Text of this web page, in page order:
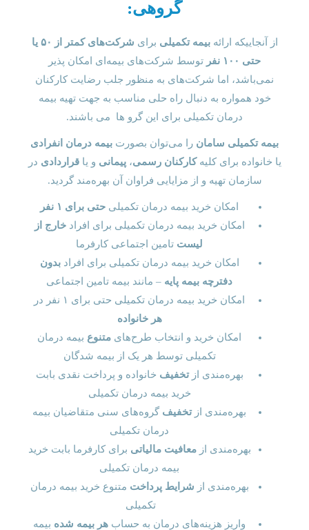
گروهی:
از آنجاییکه ارائهبیمه تکمیلی برای
شرکت‌های کمتر از ۵۰ یا
حتی ۱۰۰ نفر
توسط شرکت‌های بیمه‌ای امکان پذیر
نمی‌باشد، اما شرکت‌های به منظور جلب رضایت کارکنان
خود همواره به دنبال راه حلی مناسب به جهت تهیه بیمه
درمان تکمیلی برای این گرو ها می باشند.
بیمه تکمیلی سامان را می‌توان بصورت بیمه درمان انفرادی
یا خانواده برای کلیهکارکنان رسمی،پیمانی و یاقراردادی در
سازمان تهیه و از مزایایی فراوان آن بهره‌مند گردید.
امکان خرید بیمه درمان تکمیلی حتی برای ۱ نفر
امکان خرید بیمه درمان تکمیلی برای افراد خارج از
لیست تامین اجتماعی کارفرما
امکان خرید بیمه درمان تکمیلی برای افرادبدون
دفترچه بیمه پایه – مانند بیمه تامین اجتماعی
امکان خرید بیمه درمان تکمیلی حتی برای ۱ نفر در
هر خانواده
امکان خرید و انتخاب طرح‌های متنوع بیمه درمان
تکمیلی توسط هر یک از بیمه شدگان
بهره‌مندی ازتخفیف خانواده و پرداخت نقدی بابت
خرید بیمه درمان تکمیلی
بهره‌مندی ازتخفیف گروه‌های سنی متقاضیان بیمه
درمان تکمیلی
بهره‌مندی ازمعافیت مالیاتی برای کارفرما بابت خرید
بیمه درمان تکمیلی
بهره‌مندی از شرایط پرداخت متنوع خرید بیمه درمان
تکمیلی
واریز هزینه‌های درمان به حساب هر بیمه شده بیمه